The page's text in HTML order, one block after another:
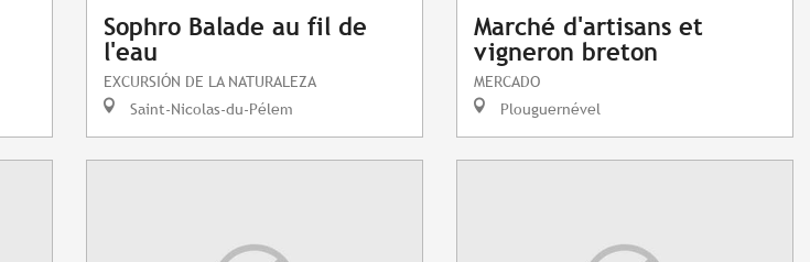
Sophro Balade au fil de
l'eau
EXCURSIÓN DE LA NATURALEZA
Saint-Nicolas-du-Pélem
Marché d'artisans et
vigneron breton
MERCADO
Plouguernével